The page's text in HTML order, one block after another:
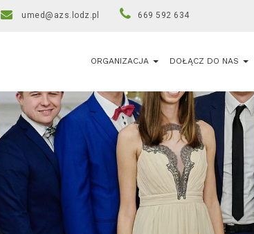
umed@azs.lodz.pl 669 592 634
ORGANIZACJA DOŁĄCZ DO NAS